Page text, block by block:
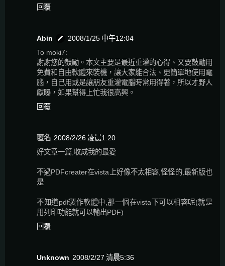
回覆
Abin
2008/1/25 中午12:04
To moki7:
謝謝您的鼓勵。本文主要是最近重灌的心得、又要鼓勵用
免費和自由軟體來裝機，讓大家能合法、更簡單地使用電
腦，自己用或是讓朋友重灌電腦時常用得著，所以才野人
獻曝，如果幫得上忙我很高興。
回覆
匿名 2008/2/26 凌晨1:20
好文章一篇,收成我的最愛
不過PDFcreater在vista上好像不太相容,怪怪的,最新版也
是
不知道pdf製作軟體中,那一個在vista下可以相容呢(就是
用列印功能就可以輸出PDF)
回覆
Unknown 2008/2/27 清晨5:36